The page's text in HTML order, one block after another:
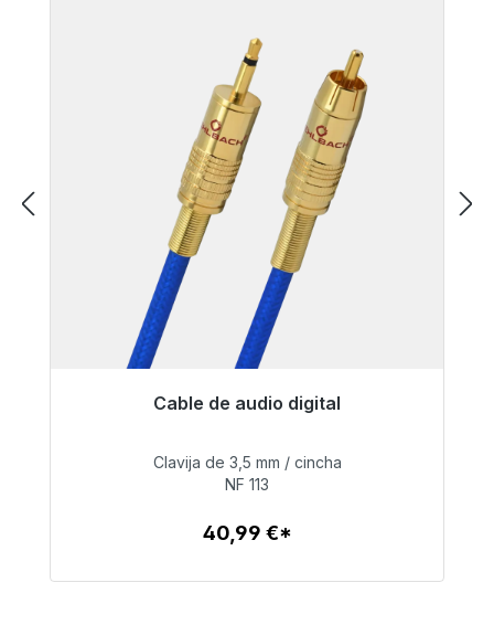
Cable de audio digital
Listo para envío inmediato, plazo de entrega
40,99 €
Clavija de 3,5 mm / cincha
NF 113
40,99 €*